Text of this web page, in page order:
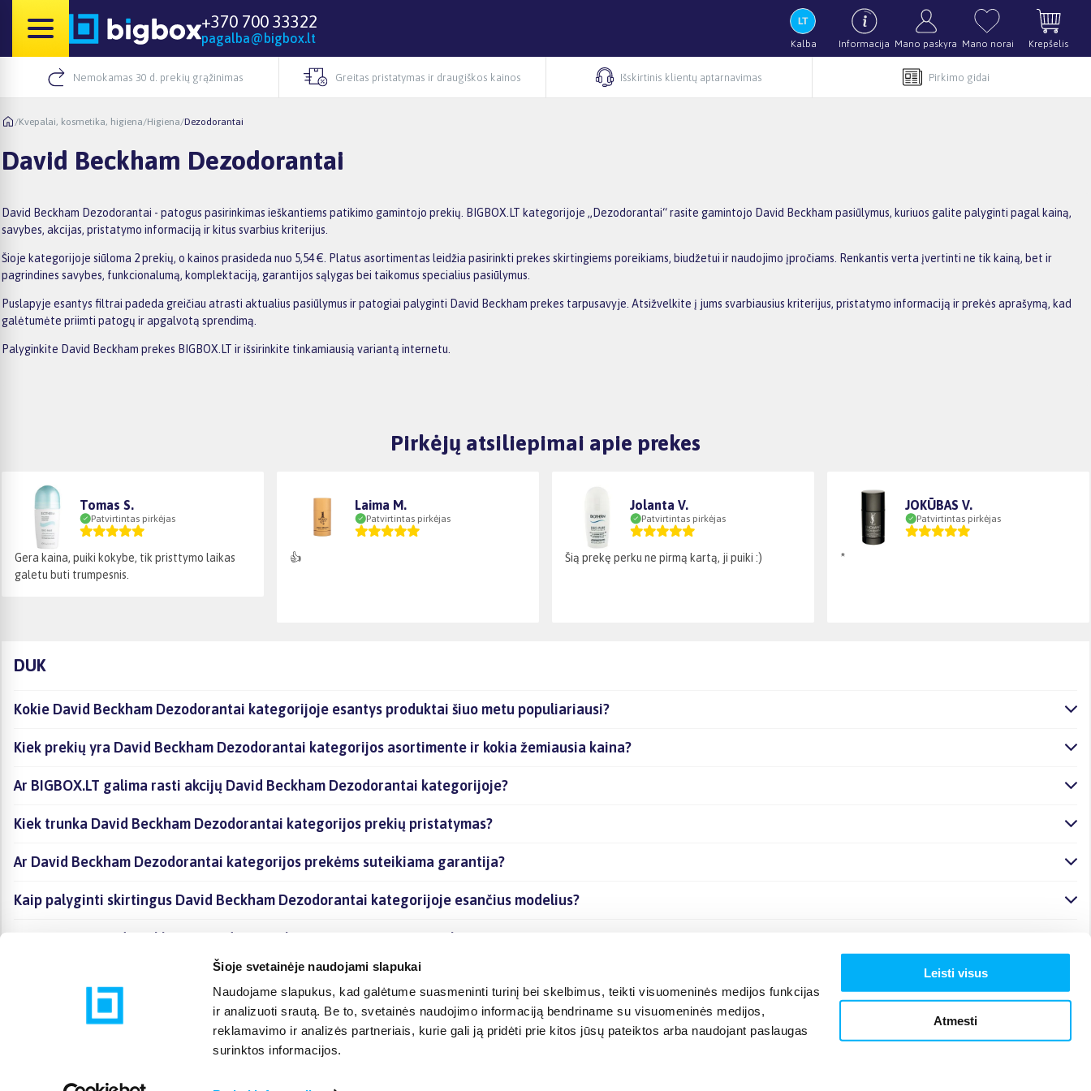
Šioje svetainėje naudojami slapukai
Naudojame slapukus, kad galėtume suasmeninti turinį bei skelbimus, teikti visuomeninės medijos funkcijas
ir analizuoti srautą. Be to, svetainės naudojimo informaciją bendriname su visuomeninės medijos,
reklamavimo ir analizės partneriais, kurie gali ją pridėti prie kitos jūsų pateiktos arba naudojant paslaugas
surinktos informacijos.
Leisti visus
Atmesti
+370 700 33322
pagalba@bigbox.lt Kalba Informacija Mano paskyra Mano norai Krepšelis
Nemokamas 30 d. prekių grąžinimas Greitas pristatymas ir draugiškos kainos Išskirtinis klientų aptarnavimas Pirkimo gidai
/Kvepalai, kosmetika, higiena/Higiena/Dezodorantai
David Beckham Dezodorantai
David Beckham Dezodorantai - patogus pasirinkimas ieškantiems patikimo gamintojo prekių. BIGBOX.LT kategorijoje „Dezodorantai“ rasite gamintojo David Beckham pasiūlymus, kuriuos galite palyginti pagal kainą,
savybes, akcijas, pristatymo informaciją ir kitus svarbius kriterijus.
Šioje kategorijoje siūloma 2 prekių, o kainos prasideda nuo 5,54 €. Platus asortimentas leidžia pasirinkti prekes skirtingiems poreikiams, biudžetui ir naudojimo įpročiams. Renkantis verta įvertinti ne tik kainą, bet ir
pagrindines savybes, funkcionalumą, komplektaciją, garantijos sąlygas bei taikomus specialius pasiūlymus.
Puslapyje esantys filtrai padeda greičiau atrasti aktualius pasiūlymus ir patogiai palyginti David Beckham prekes tarpusavyje. Atsižvelkite į jums svarbiausius kriterijus, pristatymo informaciją ir prekės aprašymą, kad
galėtumėte priimti patogų ir apgalvotą sprendimą.
Palyginkite David Beckham prekes BIGBOX.LT ir išsirinkite tinkamiausią variantą internetu.
Pirkėjų atsiliepimai apie prekes
Tomas S.
Patvirtintas pirkėjas
Gera kaina, puiki kokybe, tik pristtymo laikas
galetu buti trumpesnis.
Laima M.
Patvirtintas pirkėjas
👍
Jolanta V.
Patvirtintas pirkėjas
Šią prekę perku ne pirmą kartą, ji puiki :)
JOKŪBAS V.
Patvirtintas pirkėjas
*
DUK
Kokie David Beckham Dezodorantai kategorijoje esantys produktai šiuo metu populiariausi?
Kiek prekių yra David Beckham Dezodorantai kategorijos asortimente ir kokia žemiausia kaina?
Ar BIGBOX.LT galima rasti akcijų David Beckham Dezodorantai kategorijoje?
Kiek trunka David Beckham Dezodorantai kategorijos prekių pristatymas?
Ar David Beckham Dezodorantai kategorijos prekėms suteikiama garantija?
Kaip palyginti skirtingus David Beckham Dezodorantai kategorijoje esančius modelius?
Kaip įsigyti David Beckham Dezodorantai kategorijoje esančias prekes internetu?